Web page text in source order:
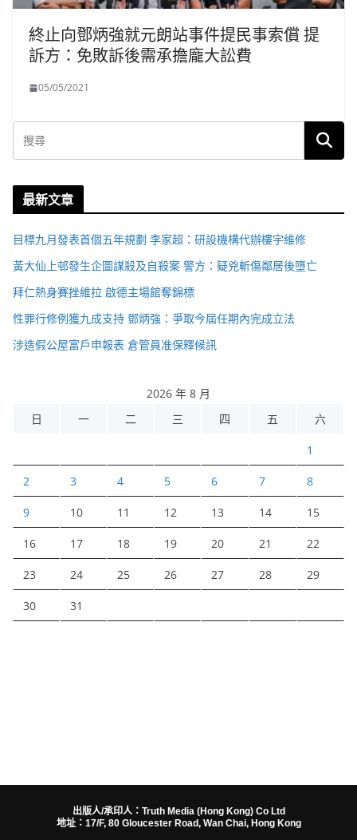
終止向鄧炳強就元朗站事件提民事索償 提
訴方：免敗訴後需承擔龐大訟費
05/05/2021
最新文章
目標九月發表首個五年規劃 李家超：研設機構代辦樓宇維修
黃大仙上邨發生企圖謀殺及自殺案 警方：疑兇斬傷鄰居後墮亡
拜仁熱身賽挫維拉 啟德主場館奪錦標
性罪行修例獲九成支持 鄧炳強：爭取今屆任期內完成立法
涉造假公屋富戶申報表 倉管員准保釋候訊
2026 年 8 月
日
一 二 三 四 五 六
1
2 3 4 5 6 7 8
9 10 11 12 13 14 15
16 17 18 19 20 21 22
23 24 25 26 27 28 29
30 31
出版人/承印人：Truth Media (Hong Kong) Co Ltd
地址：17/F, 80 Gloucester Road, Wan Chai, Hong Kong